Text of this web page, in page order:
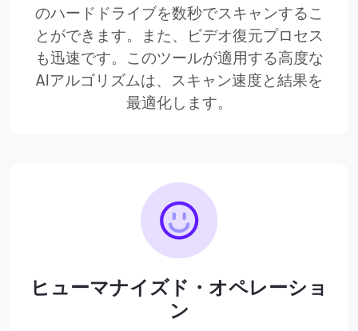
のハードドライブを数秒でスキャンするこ
とができます。また、ビデオ復元プロセス
も迅速です。このツールが適用する高度な
AIアルゴリズムは、スキャン速度と結果を
最適化します。
ヒューマナイズド・オペレーショ
ン